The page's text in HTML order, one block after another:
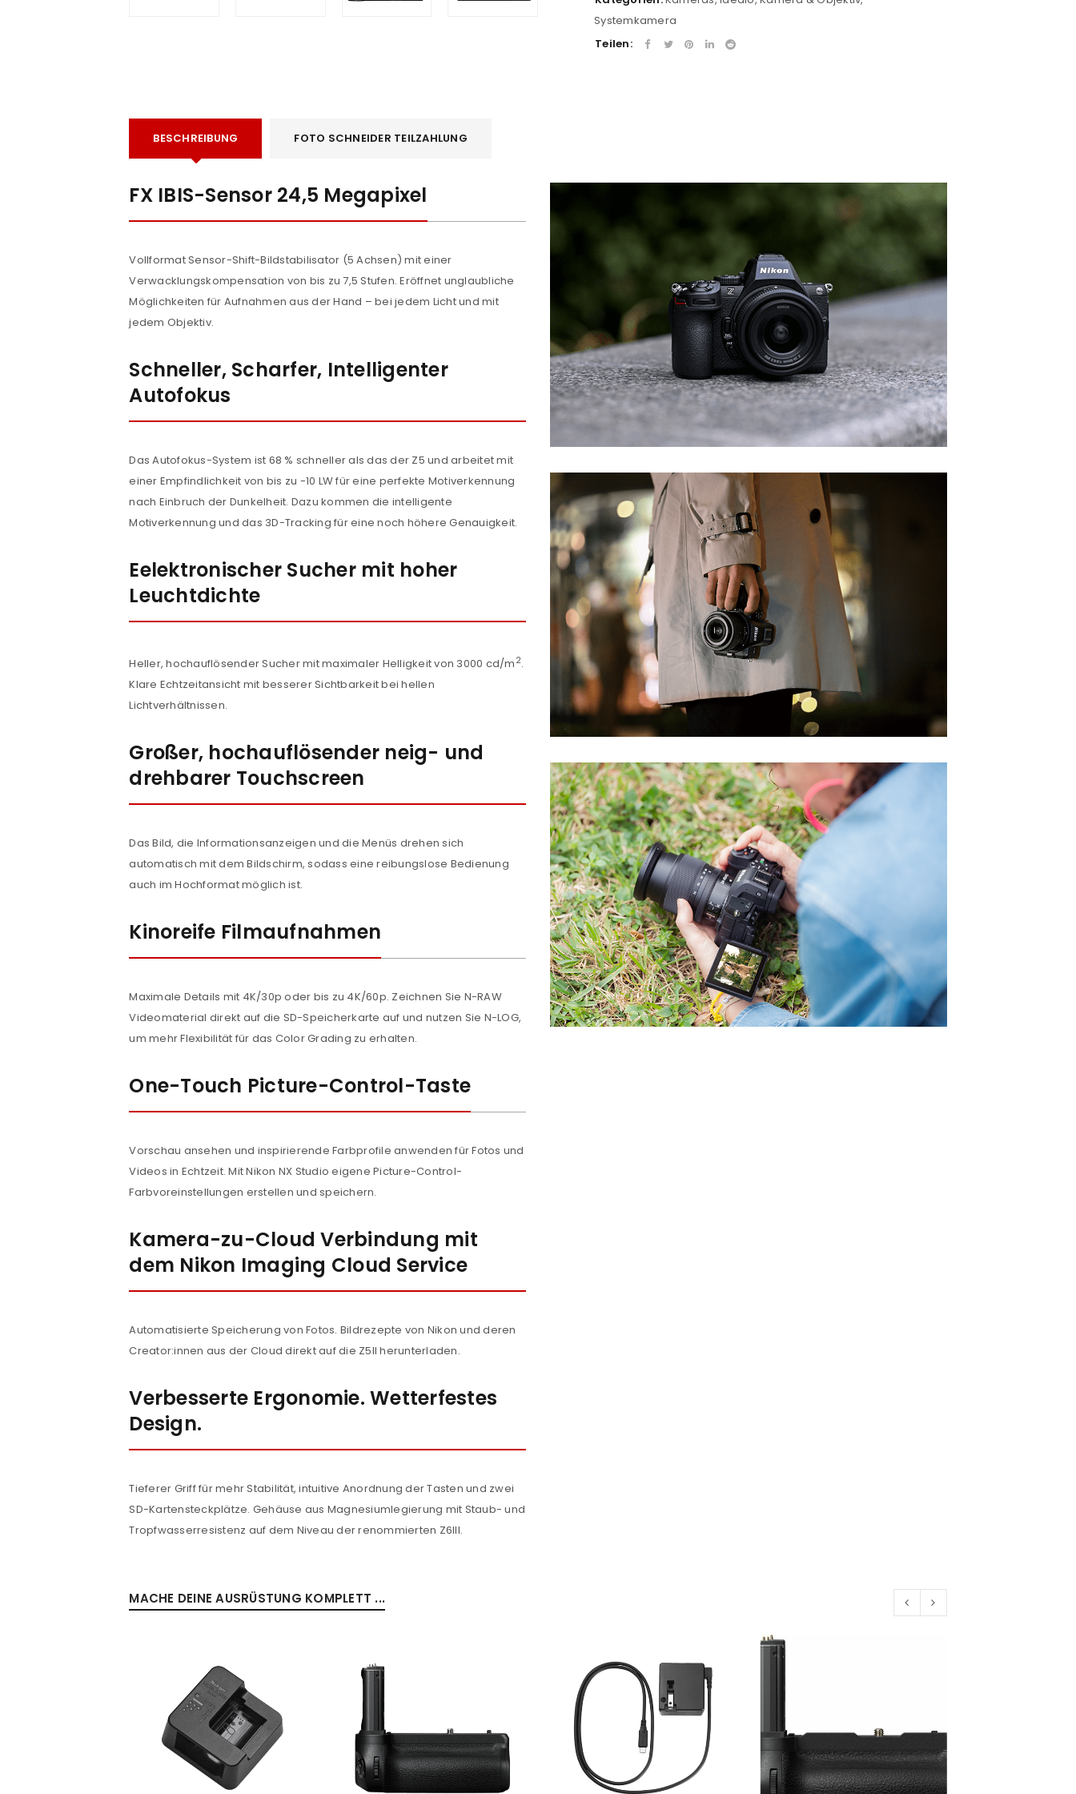
Benutzername oder E-Mail-Adresse*
Passwort*
REGISTRIEREN
E-Mail-Adresse*
Ein Link zum Erstellen eines neuen Passworts wird an deine E-
Systemkamera
Teilen:
BESCHREIBUNG FOTO SCHNEIDER TEILZAHLUNG
FX IBIS-Sensor 24,5 Megapixel
Vollformat Sensor-Shift-Bildstabilisator (5 Achsen) mit einer
Verwacklungskompensation von bis zu 7,5 Stufen. Eröffnet unglaubliche
Möglichkeiten für Aufnahmen aus der Hand – bei jedem Licht und mit
jedem Objektiv.
Schneller, Scharfer, Intelligenter
Autofokus
Das Autofokus-System ist 68 % schneller als das der Z5 und arbeitet mit
einer Empfindlichkeit von bis zu -10 LW für eine perfekte Motiverkennung
nach Einbruch der Dunkelheit. Dazu kommen die intelligente
Motiverkennung und das 3D-Tracking für eine noch höhere Genauigkeit.
Eelektronischer Sucher mit hoher
Leuchtdichte
Heller, hochauflösender Sucher mit maximaler Helligkeit von 3000 cd/m 2.
Klare Echtzeitansicht mit besserer Sichtbarkeit bei hellen
Lichtverhältnissen.
Großer, hochauflösender neig- und
drehbarer Touchscreen
Das Bild, die Informationsanzeigen und die Menüs drehen sich
automatisch mit dem Bildschirm, sodass eine reibungslose Bedienung
auch im Hochformat möglich ist.
Kinoreife Filmaufnahmen
Maximale Details mit 4K/30p oder bis zu 4K/60p. Zeichnen Sie N-RAW
Videomaterial direkt auf die SD-Speicherkarte auf und nutzen Sie N-LOG,
um mehr Flexibilität für das Color Grading zu erhalten.
One-Touch Picture-Control-Taste
Vorschau ansehen und inspirierende Farbprofile anwenden für Fotos und
Videos in Echtzeit. Mit Nikon NX Studio eigene Picture-Control-
Farbvoreinstellungen erstellen und speichern.
Kamera-zu-Cloud Verbindung mit
dem Nikon Imaging Cloud Service
Automatisierte Speicherung von Fotos. Bildrezepte von Nikon und deren
Creator:innen aus der Cloud direkt auf die Z5II herunterladen.
Verbesserte Ergonomie. Wetterfestes
Design.
Tieferer Griff für mehr Stabilität, intuitive Anordnung der Tasten und zwei
SD-Kartensteckplätze. Gehäuse aus Magnesiumlegierung mit Staub- und
Tropfwasserresistenz auf dem Niveau der renommierten Z6III.
MACHE DEINE AUSRÜSTUNG KOMPLETT ...